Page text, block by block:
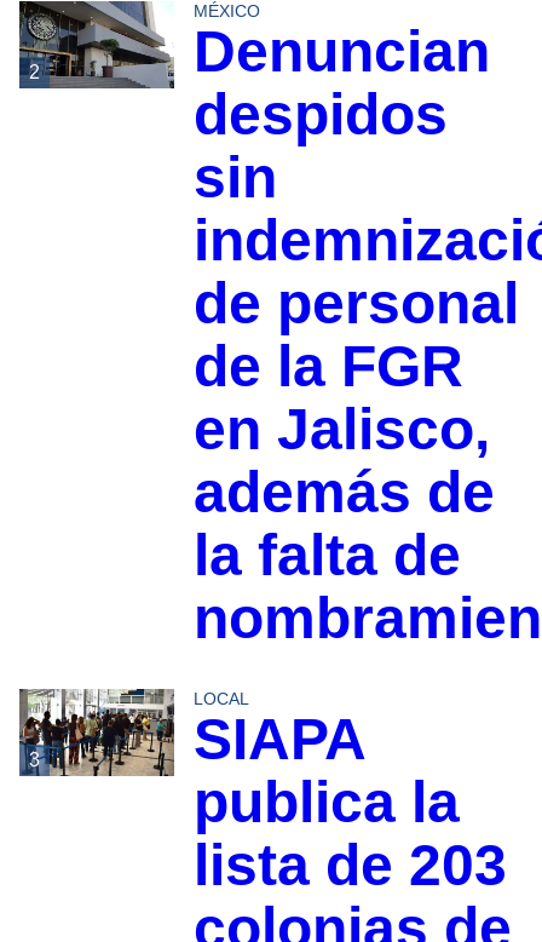
2
MÉXICO
Denuncian
despidos
sin
de personal
de la FGR
en Jalisco,
además de
la falta de
3
LOCAL
SIAPA
publica la
lista de 203
colonias de